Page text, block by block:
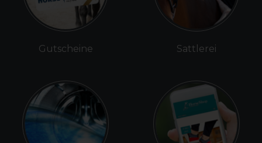
Gutscheine Sattlerei